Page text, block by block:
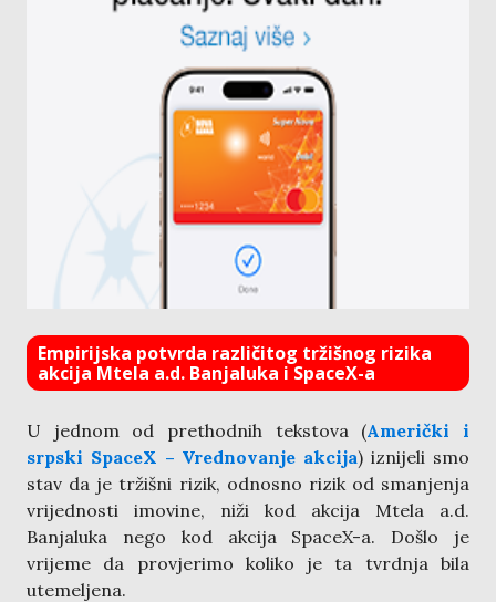
Empirijska potvrda različitog tržišnog rizika
akcija Mtela a.d. Banjaluka i SpaceX-a
U jednom od prethodnih tekstova (Američki i
srpski SpaceX – Vrednovanje akcija) iznijeli smo
stav da je tržišni rizik, odnosno rizik od smanjenja
vrijednosti imovine, niži kod akcija Mtela a.d.
Banjaluka nego kod akcija SpaceX-a. Došlo je
vrijeme da provjerimo koliko je ta tvrdnja bila
utemeljena.